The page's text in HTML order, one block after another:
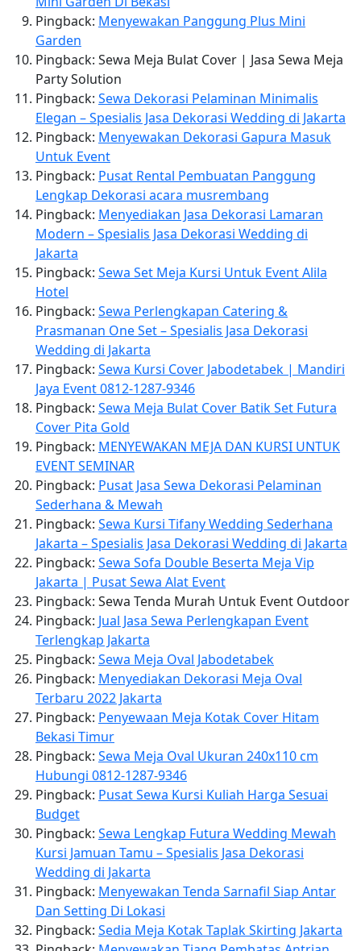
Pingback: Menyewakan Panggung Plus Mini
Garden
Pingback: Sewa Meja Bulat Cover | Jasa Sewa Meja
Party Solution
Pingback: Sewa Dekorasi Pelaminan Minimalis
Elegan – Spesialis Jasa Dekorasi Wedding di Jakarta
Pingback: Menyewakan Dekorasi Gapura Masuk
Untuk Event
Pingback: Pusat Rental Pembuatan Panggung
Lengkap Dekorasi acara musrembang
Pingback: Menyediakan Jasa Dekorasi Lamaran
Modern – Spesialis Jasa Dekorasi Wedding di
Jakarta
Pingback: Sewa Set Meja Kursi Untuk Event Alila
Hotel
Pingback: Sewa Perlengkapan Catering &
Prasmanan One Set – Spesialis Jasa Dekorasi
Wedding di Jakarta
Pingback: Sewa Kursi Cover Jabodetabek | Mandiri
Jaya Event 0812-1287-9346
Pingback: Sewa Meja Bulat Cover Batik Set Futura
Cover Pita Gold
Pingback: MENYEWAKAN MEJA DAN KURSI UNTUK
EVENT SEMINAR
Pingback: Pusat Jasa Sewa Dekorasi Pelaminan
Sederhana & Mewah
Pingback: Sewa Kursi Tifany Wedding Sederhana
Jakarta – Spesialis Jasa Dekorasi Wedding di Jakarta
Pingback: Sewa Sofa Double Beserta Meja Vip
Jakarta | Pusat Sewa Alat Event
Pingback: Sewa Tenda Murah Untuk Event Outdoor
Pingback: Jual Jasa Sewa Perlengkapan Event
Terlengkap Jakarta
Pingback: Sewa Meja Oval Jabodetabek
Pingback: Menyediakan Dekorasi Meja Oval
Terbaru 2022 Jakarta
Pingback: Penyewaan Meja Kotak Cover Hitam
Bekasi Timur
Pingback: Sewa Meja Oval Ukuran 240x110 cm
Hubungi 0812-1287-9346
Pingback: Pusat Sewa Kursi Kuliah Harga Sesuai
Budget
Pingback: Sewa Lengkap Futura Wedding Mewah
Kursi Jamuan Tamu – Spesialis Jasa Dekorasi
Wedding di Jakarta
Pingback: Menyewakan Tenda Sarnafil Siap Antar
Dan Setting Di Lokasi
Pingback: Sedia Meja Kotak Taplak Skirting Jakarta